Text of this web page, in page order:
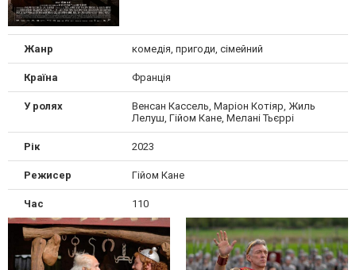
Жанр комедія, пригоди, сімейний
Країна Франція
У ролях
Венсан Кассель, Маріон Котіяр, Жиль
Лелуш, Гійом Кане, Мелані Тьєррі
Рік 2023
Режисер Гійом Кане
Час 110